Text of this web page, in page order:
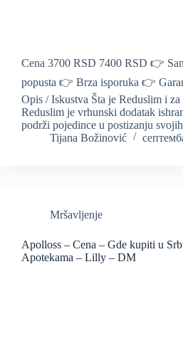
Cena 3700 RSD 7400 RSD 👉
popusta 👉 Brza isporuka 👉
Opis / Iskustva Šta je Reduslim i za
Reduslim je vrhunski dodatak
podrži pojedince u postizanju
Tijana Božinović
Mršavljenje
Apolloss – Cena – Gde kupiti u
Apotekama – Lilly – DM